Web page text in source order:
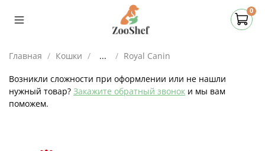
0
Главная Кошки ... Royal Canin
Возникли сложности при оформлении или не нашли
нужный товар? Закажите обратный звонок и мы вам
поможем.